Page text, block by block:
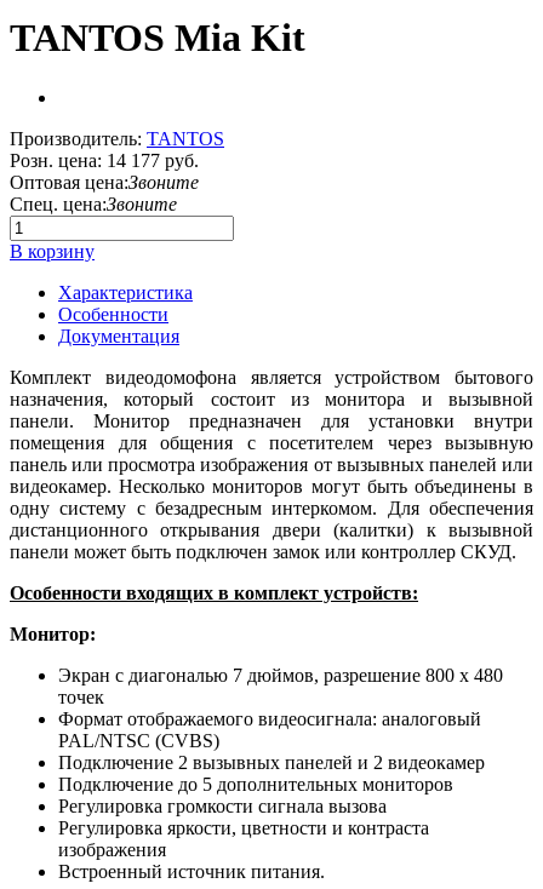
TANTOS Mia Kit
Производитель: TANTOS
Розн. цена: 14 177 руб.
Оптовая цена:Звоните
Спец. цена:Звоните
В корзину
Характеристика
Особенности
Документация
Комплект видеодомофона является устройством бытового
назначения, который состоит из монитора и вызывной
панели. Монитор предназначен для установки внутри
помещения для общения с посетителем через вызывную
панель или просмотра изображения от вызывных панелей или
видеокамер. Несколько мониторов могут быть объединены в
одну систему с безадресным интеркомом. Для обеспечения
дистанционного открывания двери (калитки) к вызывной
панели может быть подключен замок или контроллер СКУД.
Особенности входящих в комплект устройств:
Монитор:
Экран с диагональю 7 дюймов, разрешение 800 х 480
точек
Формат отображаемого видеосигнала: аналоговый
PAL/NTSC (CVBS)
Подключение 2 вызывных панелей и 2 видеокамер
Подключение до 5 дополнительных мониторов
Регулировка громкости сигнала вызова
Регулировка яркости, цветности и контраста
изображения
Встроенный источник питания.